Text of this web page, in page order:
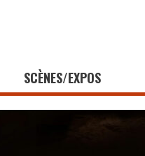
SCÈNES/EXPOS